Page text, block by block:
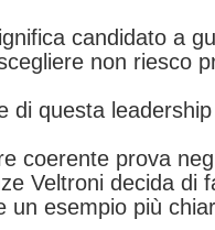
candidato a
non riesco
di questa
coerente prova
Veltroni decida di
un esempio più